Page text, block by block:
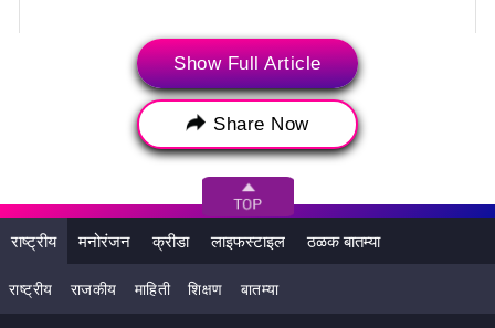
View this post on Instagram
Show Full Article
Share Now
राष्ट्रीय मनोरंजन क्रीडा लाइफस्टाइल ठळक बातम्या
राष्ट्रीय राजकीय माहिती शिक्षण बातम्या